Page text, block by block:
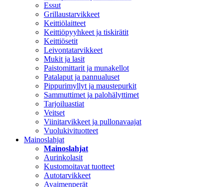
Essut
Grillaustarvikkeet
Keittiölaitteet
Keittiöpyyhkeet ja tiskirätit
Keittiösetit
Leivontatarvikkeet
Mukit ja lasit
Paistomittarit ja munakellot
Patalaput ja pannualuset
Pippurimyllyt ja maustepurkit
Sammuttimet ja palohälyttimet
Tarjoiluastiat
Veitset
Viinitarvikkeet ja pullonavaajat
Vuolukivituotteet
Mainoslahjat
Mainoslahjat
Aurinkolasit
Kustomoitavat tuotteet
Autotarvikkeet
Avaimenperät